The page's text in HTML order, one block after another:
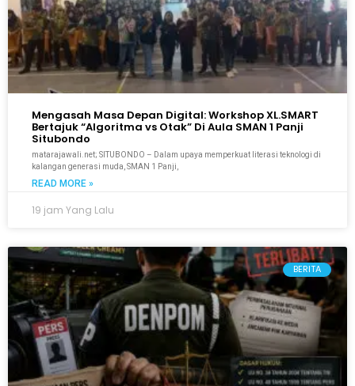
Mengasah Masa Depan Digital: Workshop XL.SMART
Bertajuk “Algoritma vs Otak” Di Aula SMAN 1 Panji
Situbondo
matarajawali.net; SITUBONDO – Dalam upaya memperkuat literasi teknologi di
kalangan generasi muda, SMAN 1 Panji,
READ MORE »
19 jam Yang Lalu
BERITA